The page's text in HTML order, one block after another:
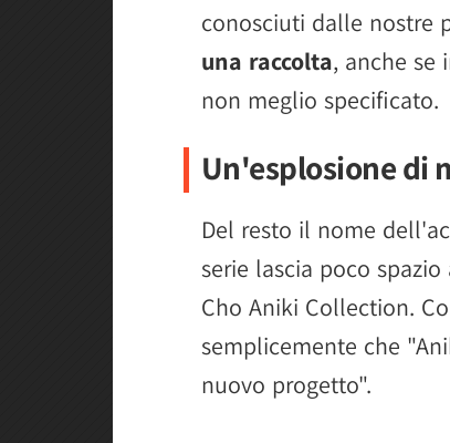
conosciuti dalle nostre
una raccolta, anche se
non meglio specificato.
Un'esplosione di
Del resto il nome
serie lascia poco
Cho Aniki Collection.
semplicemente che
nuovo progetto".